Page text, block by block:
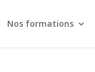
Nos formations